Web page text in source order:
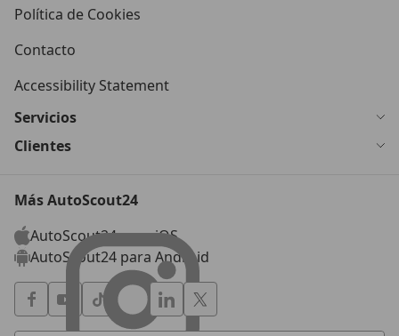
Política de Cookies
Contacto
Accessibility Statement
Servicios
Clientes
Más AutoScout24
AutoScout24 para iOS
AutoScout24 para Android